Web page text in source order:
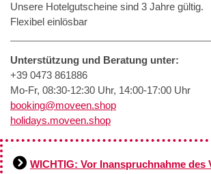
Unsere Hotelgutscheine sind 3 Jahre gültig.
Flexibel einlösbar
Unterstützung und Beratung unter:
+39 0473 861886
Mo-Fr, 08:30-12:30 Uhr, 14:00-17:00 Uhr
booking@moveen.shop
holidays.moveen.shop
WICHTIG: Vor Inanspruchnahme des